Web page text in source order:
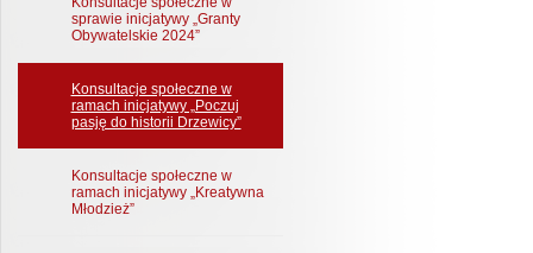
sprawie inicjatywy „Granty
Obywatelskie 2024”
Konsultacje społeczne w
ramach inicjatywy „Poczuj
pasję do historii Drzewicy”
Konsultacje społeczne w
ramach inicjatywy „Kreatywna
Młodzież”